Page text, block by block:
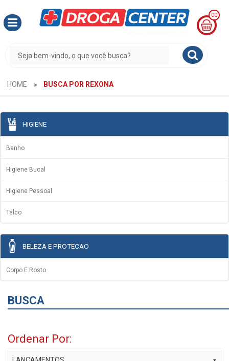
00
CESTA
R$
0,00
HOME BUSCA POR REXONA
HIGIENE
Banho
Higiene Bucal
Higiene Pessoal
Talco
BELEZA E PROTECAO
Corpo E Rosto
BUSCA
Ordenar Por: